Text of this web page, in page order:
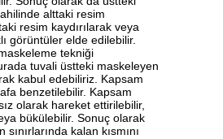
alttaki resim
resim kaydırılarak veya
görüntüler elde edilebilir.
tekniği
tuvali üstteki maskeleyen
kabul edebiliriz. Kapsam
benzetilebilir. Kapsam
olarak hareket ettirilebilir,
bükülebilir. Sonuç olarak
kalan kısmını